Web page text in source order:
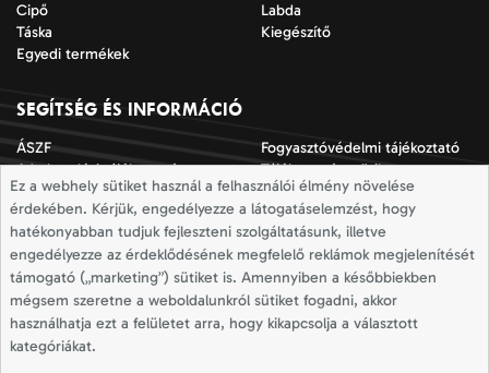
Cipő
Labda
Táska
Kiegészítő
Egyedi termékek
SEGÍTSÉG ÉS INFORMÁCIÓ
ÁSZF
Fogyasztóvédelmi tájékoztató
Adatkezelési tájékoztató
Tájékoztató a sütik
alkalmazásáról
Jogi nyilatkozat
Impresszum
Elállási nyilatkozat
Mérettáblázatok
Szállítási információk
Elállás a szerződéstől
Totallsport © 2026
Minden jog fenntartva
Ez a webhely sütiket használ a felhasználói élmény növelése
érdekében. Kérjük, engedélyezze a látogatáselemzést, hogy
hatékonyabban tudjuk fejleszteni szolgáltatásunk, illetve
engedélyezze az érdeklődésének megfelelő reklámok megjelenítését
támogató („marketing”) sütiket is. Amennyiben a későbbiekben
mégsem szeretne a weboldalunkról sütiket fogadni, akkor
használhatja ezt a felületet arra, hogy kikapcsolja a választott
kategóriákat.